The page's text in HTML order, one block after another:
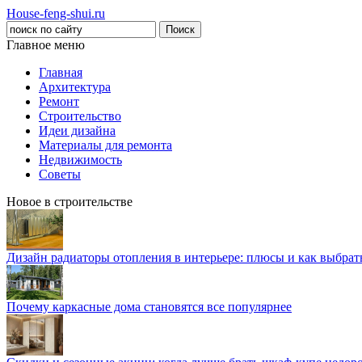
House-feng-shui.ru
Главное меню
Главная
Архитектура
Ремонт
Строительство
Идеи дизайна
Материалы для ремонта
Недвижимость
Советы
Новое в строительстве
Дизайн радиаторы отопления в интерьере: плюсы и как
Почему каркасные дома становятся все популярнее